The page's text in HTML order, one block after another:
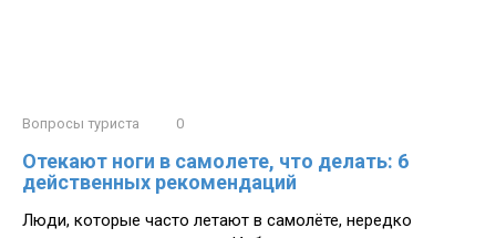
Вопросы туриста 0
Отекают ноги в самолете, что делать: 6
действенных рекомендаций
Люди, которые часто летают в самолёте, нередко